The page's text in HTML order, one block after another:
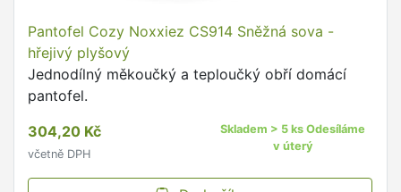
Pantofel Cozy Noxxiez CS914 Sněžná sova -
hřejivý plyšový
Jednodílný měkoučký a teploučký obří domácí
pantofel.
304,20 Kč
včetně DPH
Skladem > 5 ks Odesíláme
v úterý